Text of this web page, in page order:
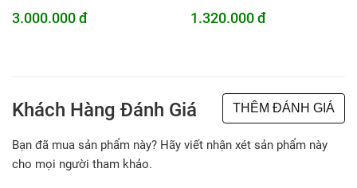
3.000.000 đ 1.320.000 đ
Khách Hàng Đánh Giá THÊM ĐÁNH GIÁ
Bạn đã mua sản phẩm này? Hãy viết nhận xét sản phẩm này
cho mọi người tham khảo.